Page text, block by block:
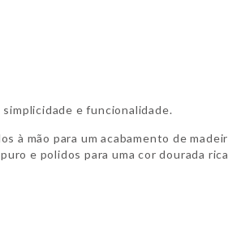
e funcionalidade.
à mão para um acabamento de
e polidos para uma cor dourada